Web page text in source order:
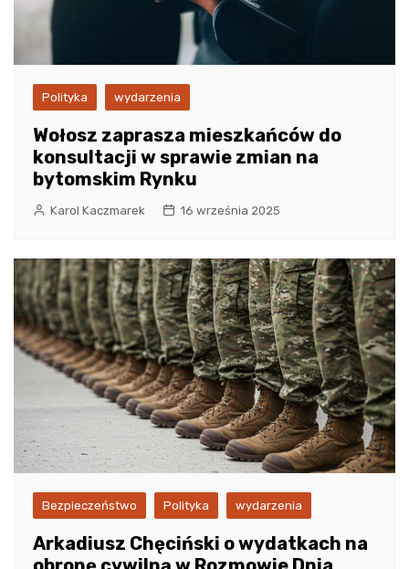
Polityka wydarzenia
Wołosz zaprasza mieszkańców do
konsultacji w sprawie zmian na
bytomskim Rynku
Karol Kaczmarek 16 września 2025
Bezpieczeństwo Polityka wydarzenia
Arkadiusz Chęciński o wydatkach na